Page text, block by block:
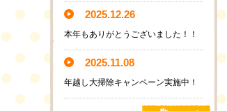
2025.12.26
本年もありがとうございました！！
2025.11.08
年越し大掃除キャンペーン実施中！